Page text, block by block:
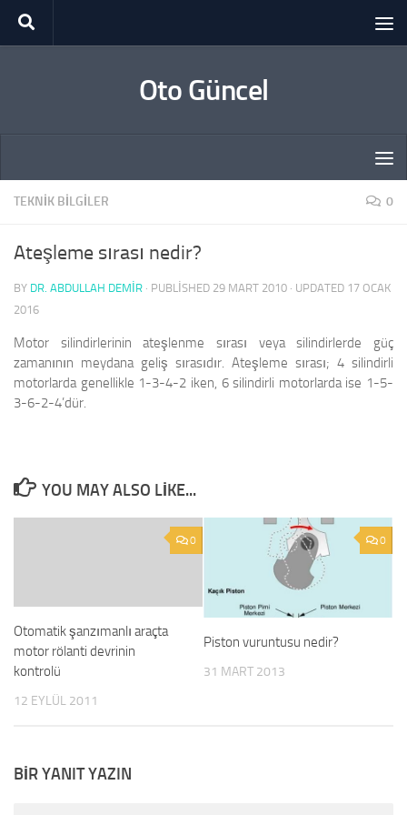
Skip to content
Oto Güncel
TEKNIK BILGILER 0
Ateşleme sırası nedir?
BY DR. ABDULLAH DEMİR · PUBLISHED 29 MART 2010 · UPDATED 17 OCAK
2016
Motor silindirlerinin ateşlenme sırası veya silindirlerde güç
zamanının meydana geliş sırasıdır. Ateşleme sırası; 4 silindirli
motorlarda genellikle 1-3-4-2 iken, 6 silindirli motorlarda ise 1-5-
3-6-2-4’dür.
YOU MAY ALSO LIKE...
0
Otomatik şanzımanlı araçta
motor rölanti devrinin
kontrolü
12 EYLÜL 2011
0
Piston vuruntusu nedir?
31 MART 2013
BIR YANIT YAZIN